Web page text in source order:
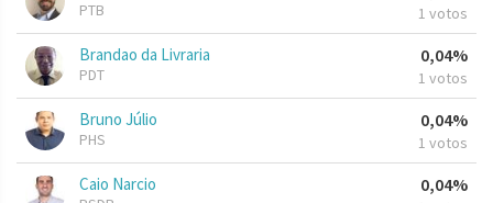
PTB 1 votos
Brandao da Livraria
PDT
0,04%
1 votos
Bruno Júlio
PHS
0,04%
1 votos
Caio Narcio 0,04%